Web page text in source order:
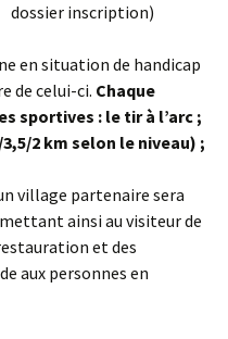
dossier inscription)
en situation de handicap
de celui-ci. Chaque
sportives : le tir à l’arc ;
2 km selon le niveau) ;
village partenaire sera
ainsi au visiteur de
et des
aux personnes en